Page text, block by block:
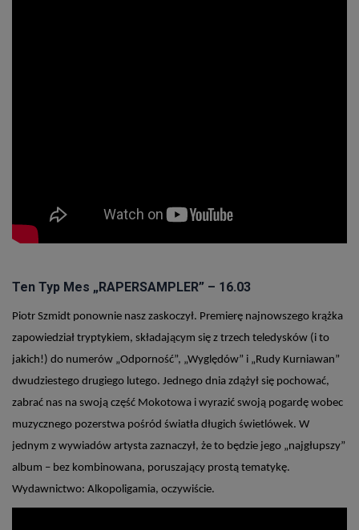
Ten Typ Mes „RAPERSAMPLER” – 16.03
Piotr Szmidt ponownie nasz zaskoczył. Premierę najnowszego krążka
zapowiedział tryptykiem, składającym się z trzech teledysków (i to
jakich!) do numerów „Odporność”, „Wyględów” i „Rudy Kurniawan”
dwudziestego drugiego lutego. Jednego dnia zdążył się pochować,
zabrać nas na swoją część Mokotowa i wyrazić swoją pogardę wobec
muzycznego pozerstwa pośród światła długich świetlówek. W
jednym z wywiadów artysta zaznaczył, że to będzie jego „najgłupszy”
album – bez kombinowana, poruszający prostą tematykę.
Wydawnictwo: Alkopoligamia, oczywiście.